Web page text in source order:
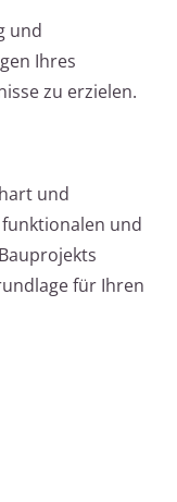
und
Ihres
zu erzielen.
und
und
für Ihren